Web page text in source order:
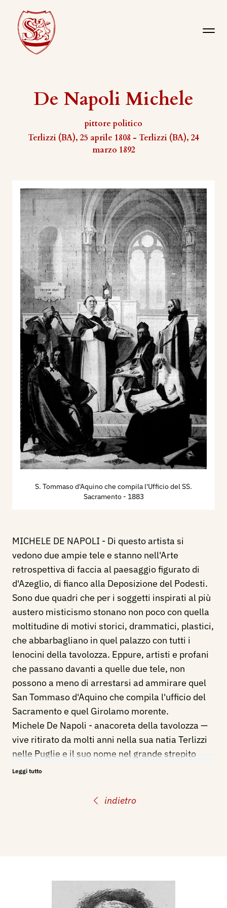
De Napoli Michele
pittore politico
Terlizzi (BA), 25 aprile 1808 - Terlizzi (BA), 24
marzo 1892
indietro
S. Tommaso d'Aquino che compila l'Ufficio del SS.
Sacramento - 1883
MICHELE DE NAPOLI - Di questo artista si
vedono due ampie tele e stanno nell'Arte
retrospettiva di faccia al paesaggio figurato di
d'Azeglio, di fianco alla Deposizione del Podesti.
Sono due quadri che per i soggetti inspirati al più
austero misticismo stonano non poco con quella
moltitudine di motivi storici, drammatici, plastici,
che abbarbagliano in quel palazzo con tutti i
lenocini della tavolozza. Eppure, artisti e profani
che passano davanti a quelle due tele, non
possono a meno di arrestarsi ad ammirare quel
San Tommaso d'Aquino che compila l'ufficio del
Sacramento e quel Girolamo morente.
Michele De Napoli - anacoreta della tavolozza —
vive ritirato da molti anni nella sua natia Terlizzi
nelle Puglie e il suo nome nel grande strepito
della moderna réclame è quasi dimenticato.
nell'agitato pelago dell'arte napoletana. Il De
sulle questioni d'arte allora palpitanti; come
pittore dipinse quadri, affreschi, tempere, che
Leggi tutto